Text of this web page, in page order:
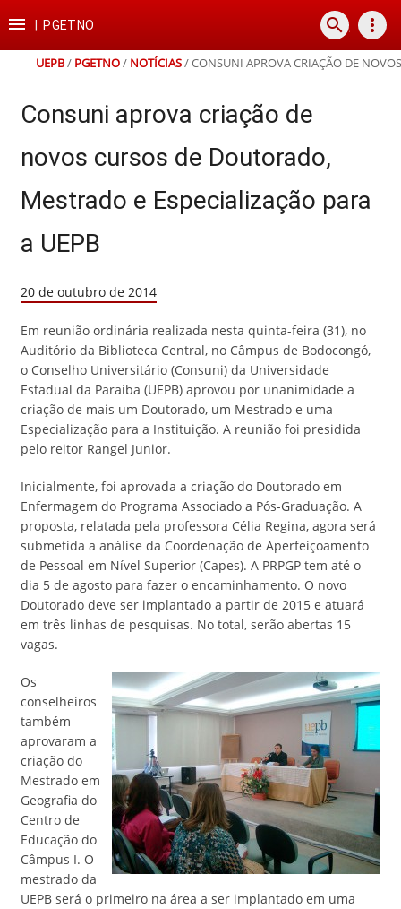
para
conteúdo
para
para
para
rodapé
 PGETNO search more_vert
UEPB/ PGETNO/ NOTÍCIAS/CONSUNI APROVA CRIAÇÃO DE
Consuni aprova criação de
novos cursos de Doutorado,
Mestrado e Especialização para
a UEPB
20 de outubro de 2014
Em reunião ordinária realizada nesta quinta-feira (31), no
Auditório da Biblioteca Central, no Câmpus de Bodocongó,
o Conselho Universitário (Consuni) da Universidade
Estadual da Paraíba (UEPB) aprovou por unanimidade a
criação de mais um Doutorado, um Mestrado e uma
Especialização para a Instituição. A reunião foi presidida
pelo reitor Rangel Junior.
Inicialmente, foi aprovada a criação do Doutorado em
Enfermagem do Programa Associado a Pós-Graduação. A
proposta, relatada pela professora Célia Regina, agora será
submetida a análise da Coordenação de Aperfeiçoamento
de Pessoal em Nível Superior (Capes). A PRPGP tem até o
dia 5 de agosto para fazer o encaminhamento. O novo
Doutorado deve ser implantado a partir de 2015 e atuará
em três linhas de pesquisas. No total, serão abertas 15
vagas.
Os
conselheiros
também
aprovaram a
criação do
Mestrado em
Geografia do
Centro de
Educação do
Câmpus I. O
mestrado da
UEPB será o primeiro na área a ser implantado em uma